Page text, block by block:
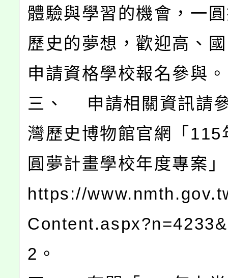
體驗與學習的機會，一
歷史的夢想，歡迎高、
申請資格學校報名參與。
三、 申請相關資訊請
灣歷史博物館官網「115
圓夢計畫學校年度專案
https://
2。